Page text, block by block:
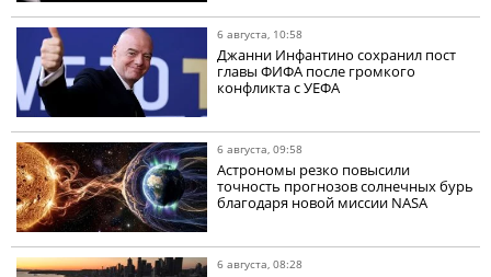
6 августа, 10:58
Джанни Инфантино сохранил пост
главы ФИФА после громкого
конфликта с УЕФА
6 августа, 09:58
Астрономы резко повысили
точность прогнозов солнечных бурь
благодаря новой миссии NASA
6 августа, 08:28